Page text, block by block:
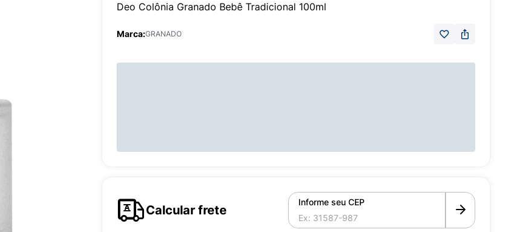
Deo Colônia Granado Bebê Tradicional 100ml
Marca:GRANADO
Calcular frete
Informe seu CEP